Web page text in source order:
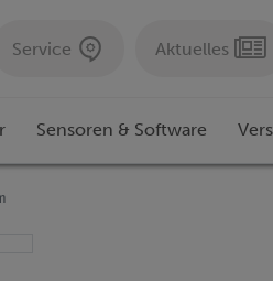
Service Aktuelles
Sensoren & Software